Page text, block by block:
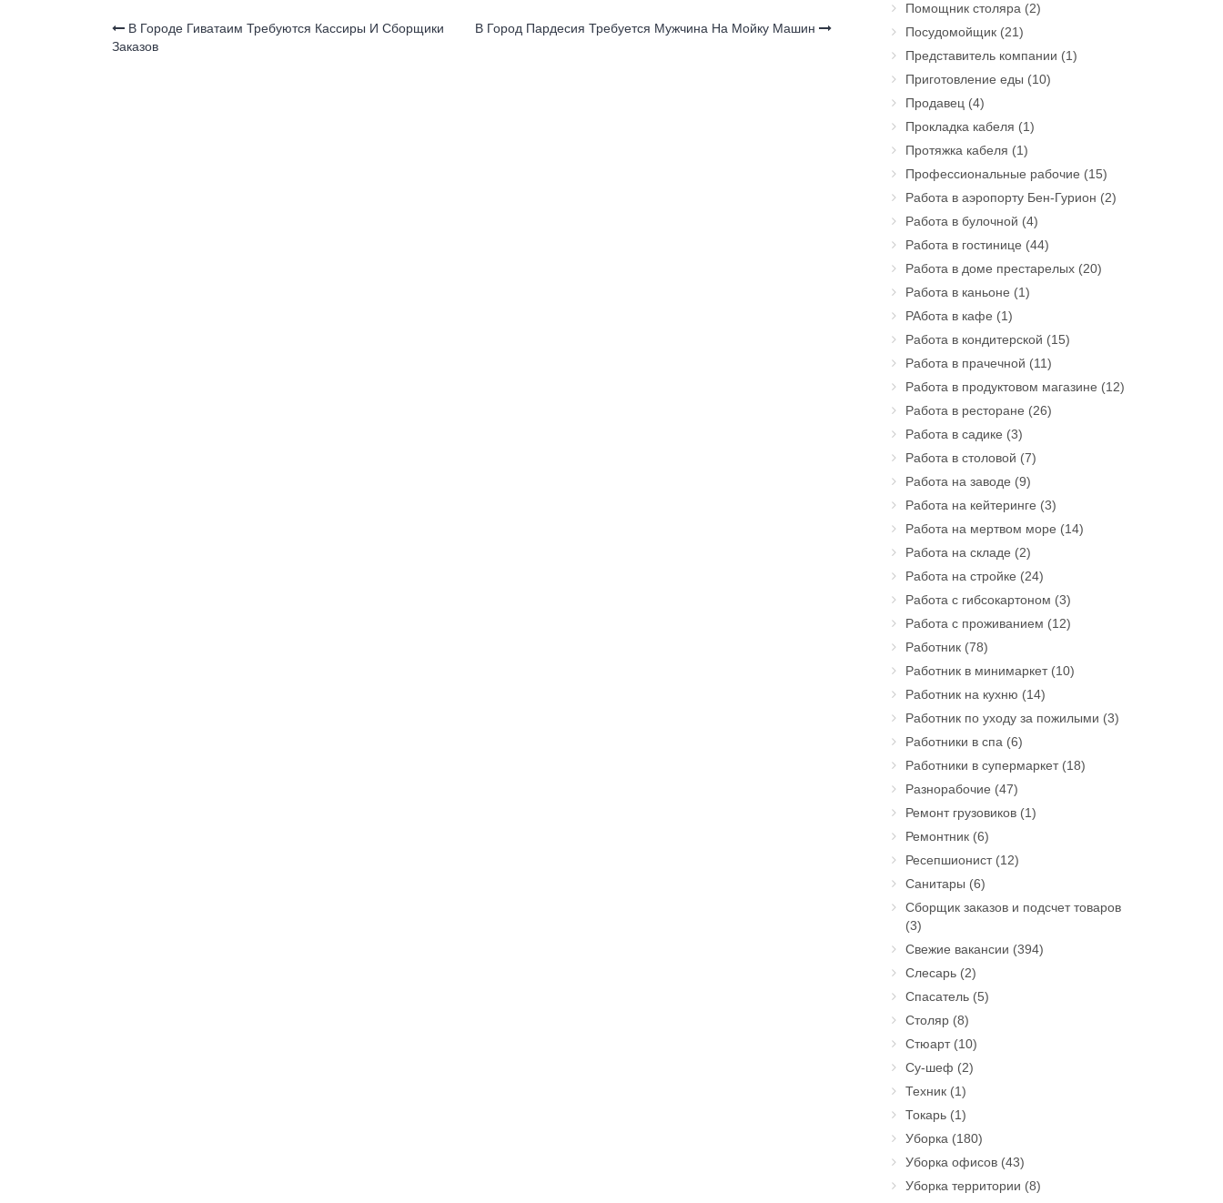
o
p
ss
В Городе Гиватаим Требуются Кассиры И Сборщики
Заказов
В Город Пардесия Требуется Мужчина На Мойку Машин
Помощник столяра (2)
Посудомойщик(21)
Представитель компании (1)
Приготовление еды (10)
Продавец (4)
Прокладка кабеля (1)
Протяжка кабеля (1)
Профессиональные рабочие (15)
Работа в аэропорту Бен-Гурион (2)
Работа в булочной (4)
Работа в гостинице (44)
Работа в доме престарелых(20)
Работа в каньоне (1)
РАбота в кафе (1)
Работа в кондитерской (15)
Работа в прачечной (11)
Работа в продуктовом магазине (12)
Работа в ресторане (26)
Работа в садике (3)
Работа в столовой (7)
Работа на заводе (9)
Работа на кейтеринге (3)
Работа на мертвом море (14)
Работа на складе (2)
Работа на стройке (24)
Работа с гибсокартоном (3)
Работа с проживанием (12)
Работник(78)
Работник в минимаркет(10)
Работник на кухню (14)
Работник по уходу за пожилыми (3)
Работники в спа (6)
Работники в супермаркет(18)
Разнорабочие (47)
Ремонт грузовиков(1)
Ремонтник(6)
Ресепшионист(12)
Санитары (6)
Сборщик заказов и подсчет товаров
(3)
Свежие вакансии (394)
Слесарь(2)
Спасатель(5)
Столяр(8)
Стюарт(10)
Су-шеф (2)
Техник(1)
Токарь(1)
Уборка (180)
Уборка офисов(43)
Уборка территории (8)